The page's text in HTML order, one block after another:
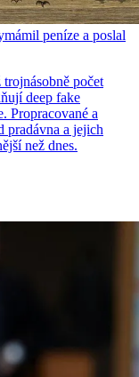
peníze a poslal
počet
deep fake
Propracované a
pradávna a jejich
než dnes.